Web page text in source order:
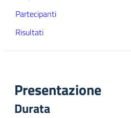
Partecipanti
Risultati
Presentazione
Durata